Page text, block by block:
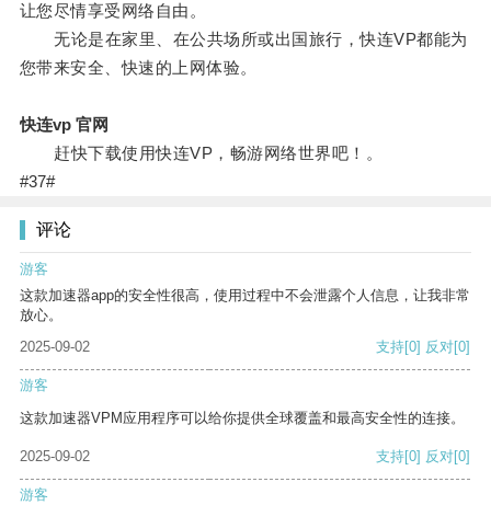
让您尽情享受网络自由。
无论是在家里、在公共场所或出国旅行，快连VP都能为
您带来安全、快速的上网体验。
快连vp 官网
赶快下载使用快连VP，畅游网络世界吧！。
#37#
评论
游客
这款加速器app的安全性很高，使用过程中不会泄露个人信息，让我非常
放心。
2025-09-02
支持[0] 反对[0]
游客
这款加速器VPM应用程序可以给你提供全球覆盖和最高安全性的连接。
2025-09-02 支持[0] 反对[0]
游客